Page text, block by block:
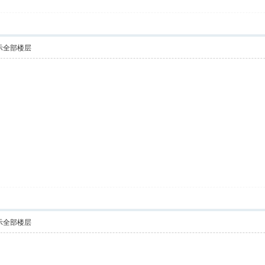
全部楼层
全部楼层